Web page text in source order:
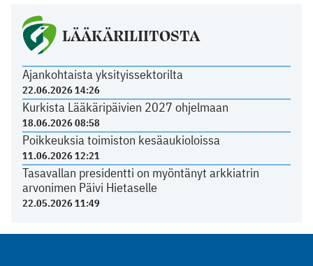
LÄÄKÄRILIITOSTA
Ajankohtaista yksityissektorilta
22.06.2026 14:26
Kurkista Lääkäripäivien 2027 ohjelmaan
18.06.2026 08:58
Poikkeuksia toimiston kesäaukioloissa
11.06.2026 12:21
Tasavallan presidentti on myöntänyt arkkiatrin
arvonimen Päivi Hietaselle
22.05.2026 11:49